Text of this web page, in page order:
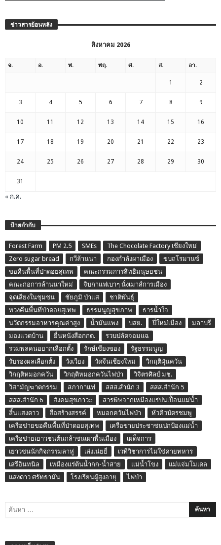
ข่าวสารย้อนหลัง
สิงหาคม 2026
จ. อ. พ. พฤ. ศ. ส. อา.
1 2
3 4 5 6 7 8 9
10 11 12 13 14 15 16
17 18 19 20 21 22 23
24 25 26 27 28 29 30
31
« ก.ค.
ป้ายกำกับ
Forest Farm PM 2.5 SMEs
The Chocolate Factory เชียงใหม่
Zero sugar bread
กวีล้านนา กองกำลังผาเมือง
ขบถโรมานซ์
ขอคืนพื้นที่ป่าดอยสุเทพ
คณะกรรมการสิทธิมนุษยชน
คณะก่อการล้านนาใหม่
จิบกาแฟเบาๆ นั่งเมาส์การเมือง
จุดเสี่ยงในชุมชน
ชัยภูมิ ป่าแส
ชาติพันธุ์
ทวงคืนพื้นที่ป่าดอยสุเทพ
ธรรมนูญสุขภาพ
ธารน้ำใจ
นวัตกรรมอาหารคุณค่าสูง
น้ำมันแพง บสย. ปี๋ใหม่เมือง
มลาบรี
มองแวดบ้าน
ยื่นหนังสือกกต.
รวบปลัดจอมแฉ
รวมพลคนอยากเลือกตั้ง
รักษ์เชียงของ
รัฐธรรมนูญ
รับรองผลเลือกตั้ง
วังเวียง วัดจีนเชียงใหม่
วิกฤติฝุ่นควัน
วิกฤติหมอกควัน
วิกฤติหมอกควันไฟป่า
วิจิตรศิลป์ มช.
วิสามัญฆาตกรรม
สภากาแฟ สสส.สำนัก 3
สสส.สำนัก 5
สสส.สำนัก 6
สังคมสุขภาวะ
สารพิษจากเหมืองแร่ปนเปื้อนแม่น้ำ
สิ้นแสงดาว
สื่อสร้างสรรค์ หมอกควันไฟป่า
หัวคิวบัตรชมพู
เครือข่ายขอคืนพื้นที่ป่าดอยสุเทพ
เครือข่ายประชาชนปกป้องแม่น้ำ
เครือข่ายเยาวชนต้นกล้าชนเผ่าพื้นเมือง
เผด็จการ
เยาวชนนักกิจกรรมลาหู่
เล่งเน่ยยี่
เวทีวิชาการไม่ใช่ค่ายทหาร
เสรีอินทนิล
เหมืองแร่ต้นน้ำกก-น้ำสาย แม่น้ำโขง
แม่แจ่มโมเดล
แสงดาว ศรัทธามั่น
โรงเรียนผู้สูงอายุ ไฟป่า